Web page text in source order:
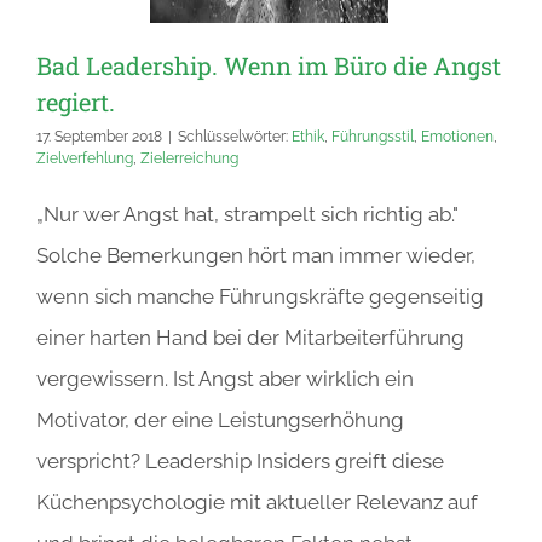
Bad Leadership. Wenn im Büro die Angst
regiert.
17. September 2018 Schlüsselwörter: Ethik, Führungsstil, Emotionen,
Zielverfehlung, Zielerreichung
„Nur wer Angst hat, strampelt sich richtig ab."
Solche Bemerkungen hört man immer wieder,
wenn sich manche Führungskräfte gegenseitig
einer harten Hand bei der Mitarbeiterführung
vergewissern. Ist Angst aber wirklich ein
Motivator, der eine Leistungserhöhung
verspricht? Leadership Insiders greift diese
Küchenpsychologie mit aktueller Relevanz auf